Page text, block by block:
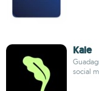
Kale
social